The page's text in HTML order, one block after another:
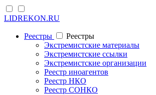
LIDREKON.RU
Реестры
Реестры
Экстремистские материалы
Экстремистские ссылки
Экстремистские организации
Реестр иноагентов
Реестр НКО
Реестр СОНКО